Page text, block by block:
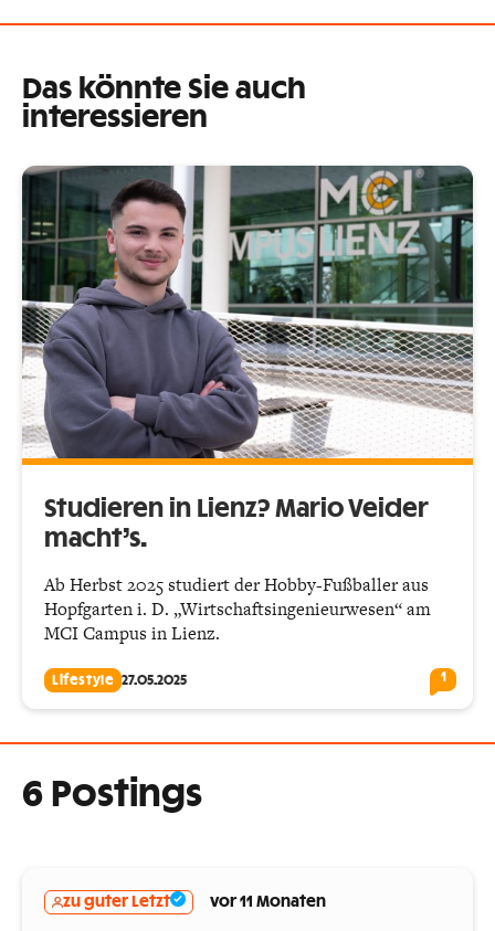
Das könnte Sie auch
interessieren
Studieren in Lienz? Mario Veider
macht’s.
Ab Herbst 2025 studiert der Hobby-Fußballer aus
Hopfgarten i. D. „Wirtschaftsingenieurwesen“ am
MCI Campus in Lienz.
Lifestyle 27.05.2025 1
6 Postings
zu guter Letzt vor 11 Monaten